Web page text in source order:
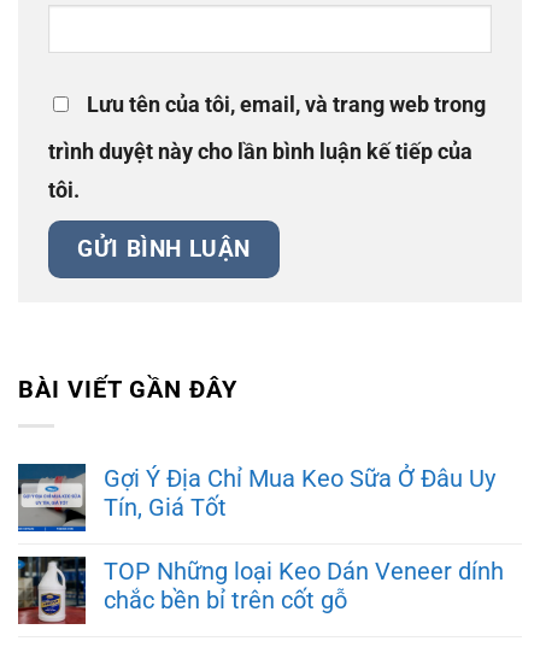
Lưu tên của tôi, email, và trang web trong
trình duyệt này cho lần bình luận kế tiếp của
tôi.
BÀI VIẾT GẦN ĐÂY
Gợi Ý Địa Chỉ Mua Keo Sữa Ở Đâu Uy
Tín, Giá Tốt
TOP Những loại Keo Dán Veneer dính
chắc bền bỉ trên cốt gỗ